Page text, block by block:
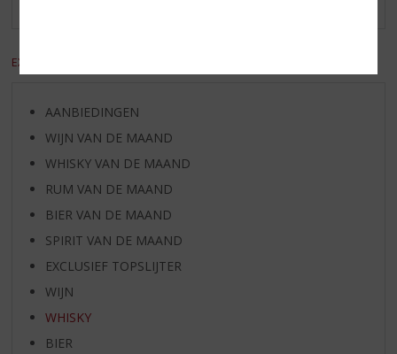
EXCL. BTW
AANBIEDINGEN
WIJN VAN DE MAAND
WHISKY VAN DE MAAND
RUM VAN DE MAAND
BIER VAN DE MAAND
SPIRIT VAN DE MAAND
EXCLUSIEF TOPSLIJTER
WIJN
WHISKY
BIER